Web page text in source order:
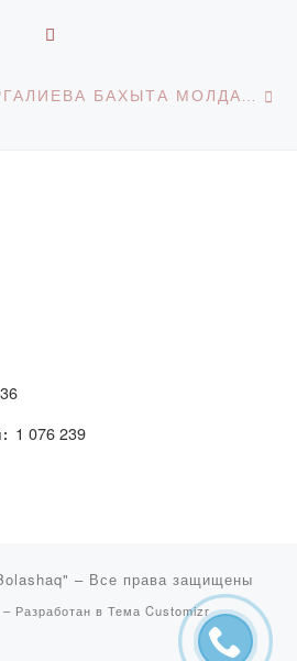
1 076 239
– Все права защищены
– Разработан в Тема Customizr